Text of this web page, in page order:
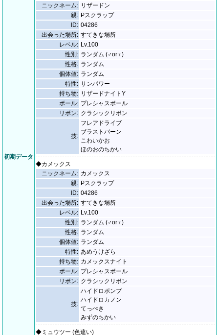
初期データ
ニックネーム: リザードン
親: Pスクラップ
ID: 04286
出会った場所: すてきな場所
レベル: Lv.100
性別: ランダム (♂or♀)
性格: ランダム
個体値: ランダム
特性: サンパワー
持ち物: リザードナイトY
ボール: プレシャスボール
リボン: クラシックリボン
技:
フレアドライブ
ブラストバーン
こわいかお
ほのおのちかい
◆カメックス
ニックネーム: カメックス
親: Pスクラップ
ID: 04286
出会った場所: すてきな場所
レベル: Lv.100
性別: ランダム (♂or♀)
性格: ランダム
個体値: ランダム
特性: あめうけざら
持ち物: カメックスナイト
ボール: プレシャスボール
リボン: クラシックリボン
技:
ハイドロポンプ
ハイドロカノン
てっぺき
みずのちかい
◆ミュウツー (色違い)